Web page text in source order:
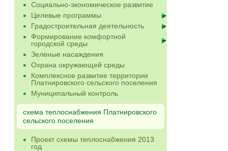
Социально-экономическое развитие
Целевые программы
Градостроительная деятельность
Формирование комфортной
городской среды
Зеленые насаждения
Охрана окружающей среды
Комплексное развитие территории
Платнировского сельского поселения
Муниципальный контроль
схема теплоснабжения Платнировского
сельского поселения
Проект схемы теплоснабжения 2013
год